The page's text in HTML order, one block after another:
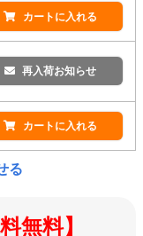
カートに入れる
再入荷お知らせ
カートに入れる
る
無料】